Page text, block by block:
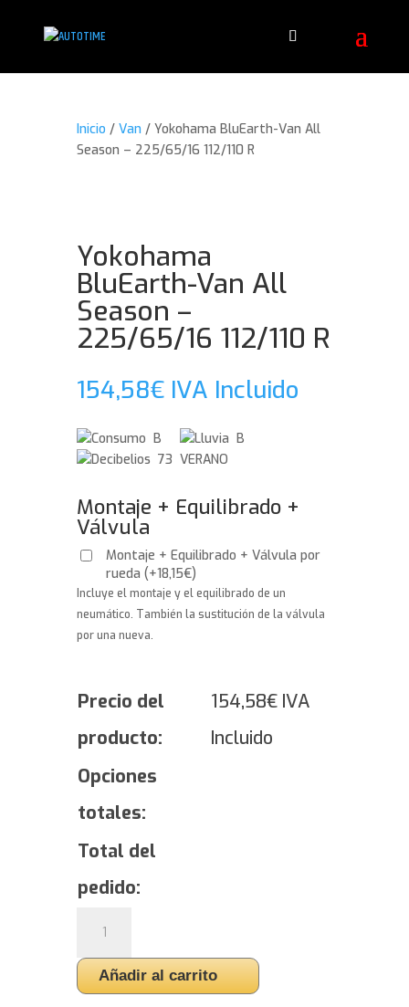
Inicio /Van / Yokohama BluEarth-Van All
Season – 225/65/16 112/110 R
Yokohama
BluEarth-Van All
Season –
225/65/16 112/110 R
154,58€ IVA Incluido
B
B
73 VERANO
Montaje + Equilibrado +
Válvula
Montaje + Equilibrado + Válvula por
rueda(+18,15€)
Incluye el montaje y el equilibrado de un
neumático. También la sustitución de la válvula
por una nueva.
Precio del
producto:
154,58€ IVA
Incluido
Opciones
totales:
Total del
pedido:
BluEarth-
Van
All Añadir al carrito